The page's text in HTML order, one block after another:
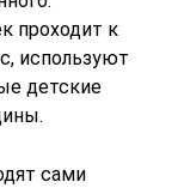
проходит к
используют
детские
сами